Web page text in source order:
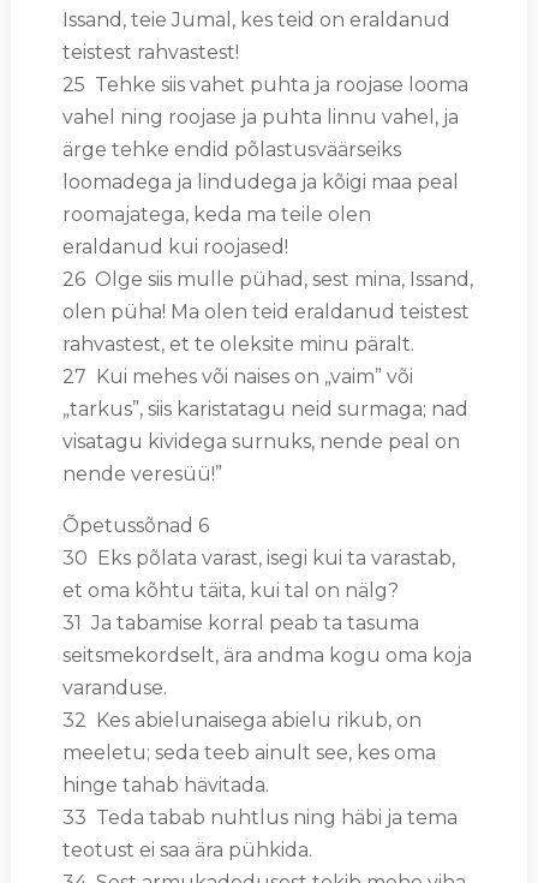
Issand, teie Jumal, kes teid on eraldanud
teistest rahvastest!
25 Tehke siis vahet puhta ja roojase looma
vahel ning roojase ja puhta linnu vahel, ja
ärge tehke endid põlastusväärseiks
loomadega ja lindudega ja kõigi maa peal
roomajatega, keda ma teile olen
eraldanud kui roojased!
26 Olge siis mulle pühad, sest mina, Issand,
olen püha! Ma olen teid eraldanud teistest
rahvastest, et te oleksite minu päralt.
27 Kui mehes või naises on „vaim” või
„tarkus”, siis karistatagu neid surmaga; nad
visatagu kividega surnuks, nende peal on
nende veresüü!”
Õpetussõnad 6
30 Eks põlata varast, isegi kui ta varastab,
et oma kõhtu täita, kui tal on nälg?
31 Ja tabamise korral peab ta tasuma
seitsmekordselt, ära andma kogu oma koja
varanduse.
32 Kes abielunaisega abielu rikub, on
meeletu; seda teeb ainult see, kes oma
hinge tahab hävitada.
33 Teda tabab nuhtlus ning häbi ja tema
teotust ei saa ära pühkida.